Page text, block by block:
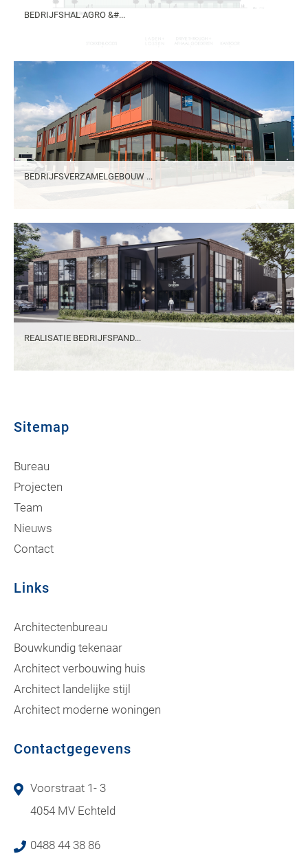
BEDRIJFSHAL AGRO &#...
BEDRIJFSVERZAMELGEBOUW ...
REALISATIE BEDRIJFSPAND...
Sitemap
Bureau
Projecten
Team
Nieuws
Contact
Links
Architectenbureau
Bouwkundig tekenaar
Architect verbouwing huis
Architect landelijke stijl
Architect moderne woningen
Contactgegevens
Voorstraat 1- 3
4054 MV Echteld
0488 44 38 86